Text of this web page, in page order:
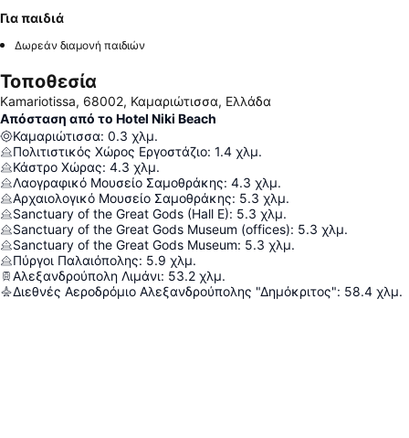
Για παιδιά
Δωρεάν διαμονή παιδιών
Τοποθεσία
Kamariotissa, 68002, Καμαριώτισσα, Ελλάδα
Απόσταση από το Hotel Niki Beach
Καμαριώτισσα: 0.3 χλμ.
Πολιτιστικός Χώρος Εργοστάζιο: 1.4 χλμ.
Κάστρο Χώρας: 4.3 χλμ.
Λαογραφικό Μουσείο Σαμοθράκης: 4.3 χλμ.
Αρχαιολογικό Μουσείο Σαμοθράκης: 5.3 χλμ.
Sanctuary of the Great Gods (Hall E): 5.3 χλμ.
Sanctuary of the Great Gods Museum (offices): 5.3 χλμ.
Sanctuary of the Great Gods Museum: 5.3 χλμ.
Πύργοι Παλαιόπολης: 5.9 χλμ.
Αλεξανδρούπολη Λιμάνι: 53.2 χλμ.
Διεθνές Αεροδρόμιο Αλεξανδρούπολης "Δημόκριτος": 58.4 χλμ.